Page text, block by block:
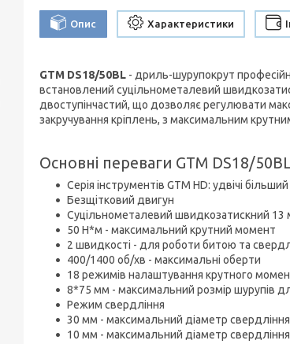
Опис Характеристики
GTM DS18/50BL - дриль-шурупокрут
встановлений суцільнометалевий
двоступінчастий, що дозволяє регулювати
закручування кріплень, з максимальним
Основні переваги GTM DS18/
Серія інструментів GTM HD: удвічі
Безщітковий двигун
Суцільнометалевий швидкозатискний 13
50 Н*м - максимальний крутний момент
2 швидкості - для роботи битою та
400/1400 об/хв - максимальні оберти
18 режимів налаштування крутного
8*75 мм - максимальний розмір шурупів
Режим свердління
30 мм - максимальний діаметр свердління
10 мм - максимальний діаметр